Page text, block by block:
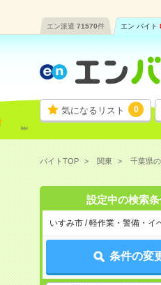
エン派遣 71570件 エン バイト
気になるリスト 0
バイトTOP 関東 千葉県
設定中の検索
いすみ市 / 軽作業・警備・イ
条件の変